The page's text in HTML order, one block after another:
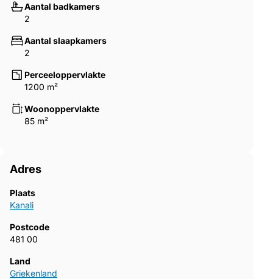
[email protected]
Aantal badkamers
2
Aantal slaapkamers
2
Perceeloppervlakte
1200 m²
Woonoppervlakte
85 m²
Adres
Plaats
Kanali
Postcode
481 00
Land
Griekenland